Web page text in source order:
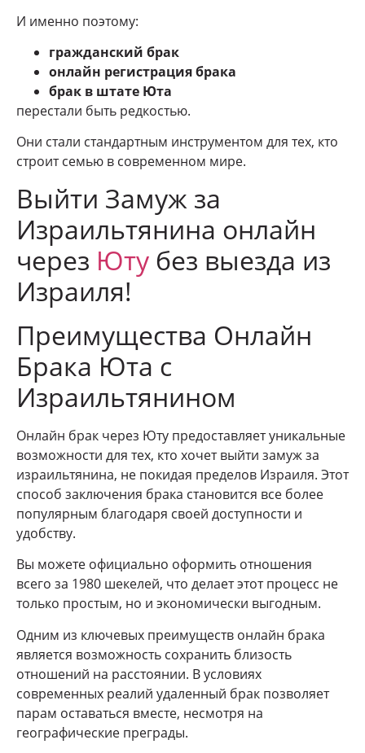
И именно поэтому:
гражданский брак
онлайн регистрация брака
брак в штате Юта
перестали быть редкостью.
Они стали стандартным инструментом для тех, кто
строит семью в современном мире.
Выйти Замуж за
Израильтянина онлайн
через Юту без выезда из
Израиля!
Преимущества Онлайн
Брака Юта с
Израильтянином
Онлайн брак через Юту предоставляет уникальные
возможности для тех, кто хочет выйти замуж за
израильтянина, не покидая пределов Израиля. Этот
способ заключения брака становится все более
популярным благодаря своей доступности и
удобству.
Вы можете официально оформить отношения
всего за 1980 шекелей, что делает этот процесс не
только простым, но и экономически выгодным.
Одним из ключевых преимуществ онлайн брака
является возможность сохранить близость
отношений на расстоянии. В условиях
современных реалий удаленный брак позволяет
парам оставаться вместе, несмотря на
географические преграды.